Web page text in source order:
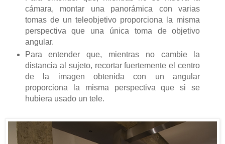
cámara, montar una panorámica con varias
tomas de un teleobjetivo proporciona la misma
perspectiva que una única toma de objetivo
angular.
Para entender que, mientras no cambie la
distancia al sujeto, recortar fuertemente el centro
de la imagen obtenida con un angular
proporciona la misma perspectiva que si se
hubiera usado un tele.